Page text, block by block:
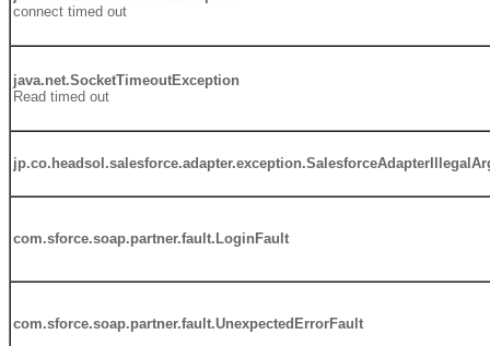
connect timed out
java.net.SocketTimeoutException
Read timed out
com.sforce.soap.partner.fault.LoginFault
com.sforce.soap.partner.fault.UnexpectedErrorFault